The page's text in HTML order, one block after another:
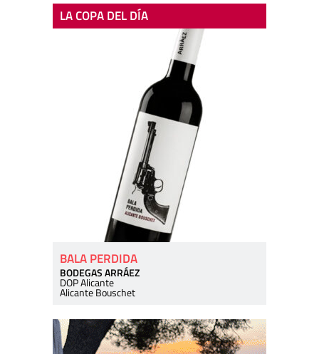
LA COPA DEL DÍA
BALA PERDIDA
BODEGAS ARRÁEZ
DOP Alicante
Alicante Bouschet